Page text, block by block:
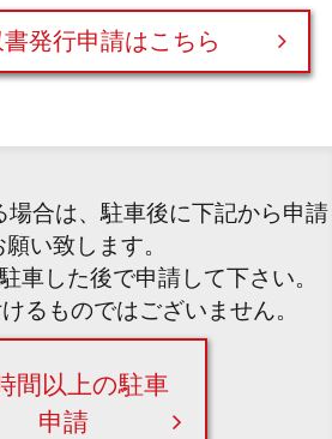
発行申請はこちら
合は、駐車後に下記から申請
願い致します。
車した後で申請して下さい。
るものではございません。
間以上の駐車
申請